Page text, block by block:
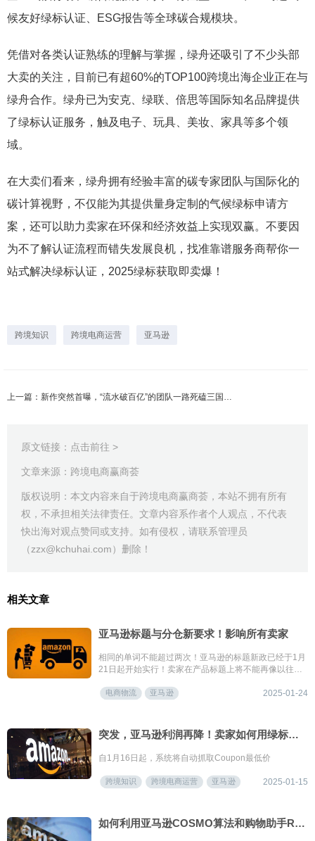
候友好绿标认证、ESG报告等全球碳合规模块。
凭借对各类认证熟练的理解与掌握，绿舟还吸引了不少头部
大卖的关注，目前已有超60%的TOP100跨境出海企业正在与
绿舟合作。绿舟已为安克、绿联、倍思等国际知名品牌提供
了绿标认证服务，触及电子、玩具、美妆、家具等多个领
域。
在大卖们看来，绿舟拥有经验丰富的碳专家团队与国际化的
碳计算视野，不仅能为其提供量身定制的气候绿标申请方
案，还可以助力卖家在环保和经济效益上实现双赢。不要因
为不了解认证流程而错失发展良机，找准靠谱服务商帮你一
站式解决绿标认证，2025绿标获取即卖爆！
跨境知识 跨境电商运营 亚马逊
上一篇：新作突然首曝，“流水破百亿”的团队一路死磕三国：5次推翻重写，项目曾延期1年
原文链接： 点击前往 >
文章来源：跨境电商赢商荟
版权说明：本文内容来自于跨境电商赢商荟，本站不拥有所有
权，不承担相关法律责任。文章内容系作者个人观点，不代表
快出海对观点赞同或支持。如有侵权，请联系管理员
（zzx@kchuhai.com）删除！
相关文章
亚马逊标题与分仓新要求！影响所有卖家
相同的单词不能超过两次！亚马逊的标题新政已经于1月
21日起开始实行！卖家在产品标题上将不能再像以往一
电商物流 亚马逊 2025-01-24
突发，亚马逊利润再降！卖家如何用绿标策略逆风翻盘？
自1月16日起，系统将自动抓取Coupon最低价
跨境知识 跨境电商运营 亚马逊 2025-01-15
如何利用亚马逊COSMO算法和购物助手Rufus的原理优化Listing？（含实操）